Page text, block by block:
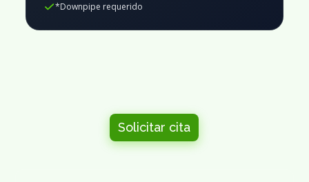
*Downpipe requerido
Solicitar cita